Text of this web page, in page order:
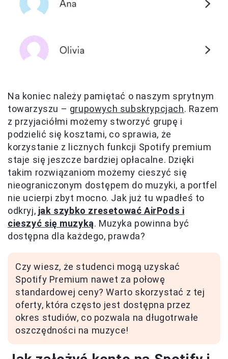
Na koniec należy pamiętać o naszym sprytnym
towarzyszu – grupowych subskrypcjach. Razem
z przyjaciółmi możemy stworzyć grupę i
podzielić się kosztami, co sprawia, że
korzystanie z licznych funkcji Spotify premium
staje się jeszcze bardziej opłacalne. Dzięki
takim rozwiązaniom możemy cieszyć się
nieograniczonym dostępem do muzyki, a portfel
nie ucierpi zbyt mocno. Jak już tu wpadłeś to
odkryj, jak szybko zresetować AirPods i
cieszyć się muzyką. Muzyka powinna być
dostępna dla każdego, prawda?
Czy wiesz, że studenci mogą uzyskać
Spotify Premium nawet za połowę
standardowej ceny? Warto skorzystać z tej
oferty, która często jest dostępna przez
okres studiów, co pozwala na długotrwałe
oszczędności na muzyce!